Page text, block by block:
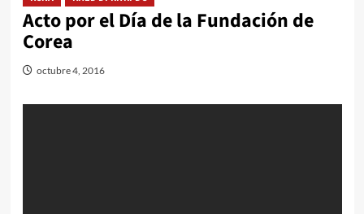
Acto por el Día de la Fundación de
Corea
octubre 4, 2016